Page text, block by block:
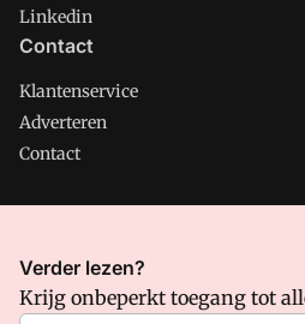
Linkedin
Contact
Klantenservice
Adverteren
Contact
CMweb is onderdeel van VMN
waar VMN media voor staat. Op
volgende regelingen van
Verder lezen?
Krijg onbeperkt toegang tot